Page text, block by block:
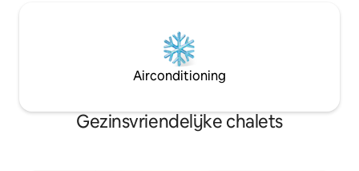
Airconditioning
Gezinsvriendelijke chalets